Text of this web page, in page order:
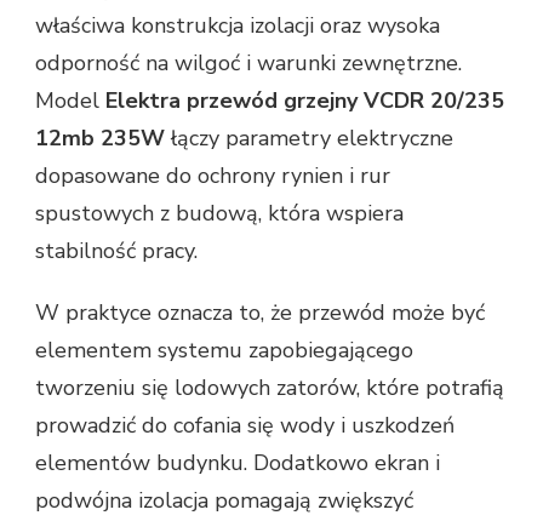
właściwa konstrukcja izolacji oraz wysoka
odporność na wilgoć i warunki zewnętrzne.
Model Elektra przewód grzejny VCDR 20/235
12mb 235Włączy parametry elektryczne
dopasowane do ochrony rynien i rur
spustowych z budową, która wspiera
stabilność pracy.
W praktyce oznacza to, że przewód może być
elementem systemu zapobiegającego
tworzeniu się lodowych zatorów, które potrafią
prowadzić do cofania się wody i uszkodzeń
elementów budynku. Dodatkowo ekran i
podwójna izolacja pomagają zwiększyć